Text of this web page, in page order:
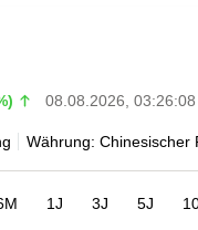
08.08.2026,
Währung: Chinesischer
1J 3J 5J